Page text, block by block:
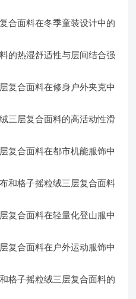
合面料在冬季童装设计中的
的热湿舒适性与层间结合强
复合面料在修身户外夹克中
三层复合面料的高活动性滑
复合面料在都市机能服饰中
和格子摇粒绒三层复合面料
复合面料在轻量化登山服中
复合面料在户外运动服饰中
格子摇粒绒三层复合面料的